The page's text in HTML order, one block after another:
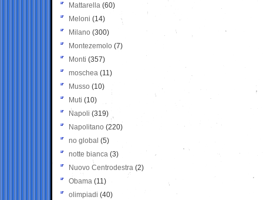
Mattarella (60)
Meloni (14)
Milano (300)
Montezemolo (7)
Monti (357)
moschea (11)
Musso (10)
Muti (10)
Napoli (319)
Napolitano (220)
no global (5)
notte bianca (3)
Nuovo Centrodestra (2)
Obama (11)
olimpiadi (40)